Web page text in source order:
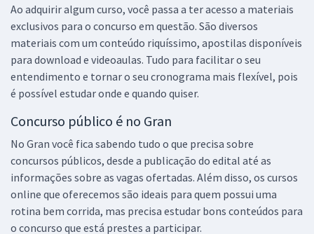
Ao adquirir algum curso, você passa a ter acesso a materiais
exclusivos para o concurso em questão. São diversos
materiais com um conteúdo riquíssimo, apostilas disponíveis
para download e videoaulas. Tudo para facilitar o seu
entendimento e tornar o seu cronograma mais flexível, pois
é possível estudar onde e quando quiser.
Concurso público é no Gran
No Gran você fica sabendo tudo o que precisa sobre
concursos públicos, desde a publicação do edital até as
informações sobre as vagas ofertadas. Além disso, os cursos
online que oferecemos são ideais para quem possui uma
rotina bem corrida, mas precisa estudar bons conteúdos para
o concurso que está prestes a participar.